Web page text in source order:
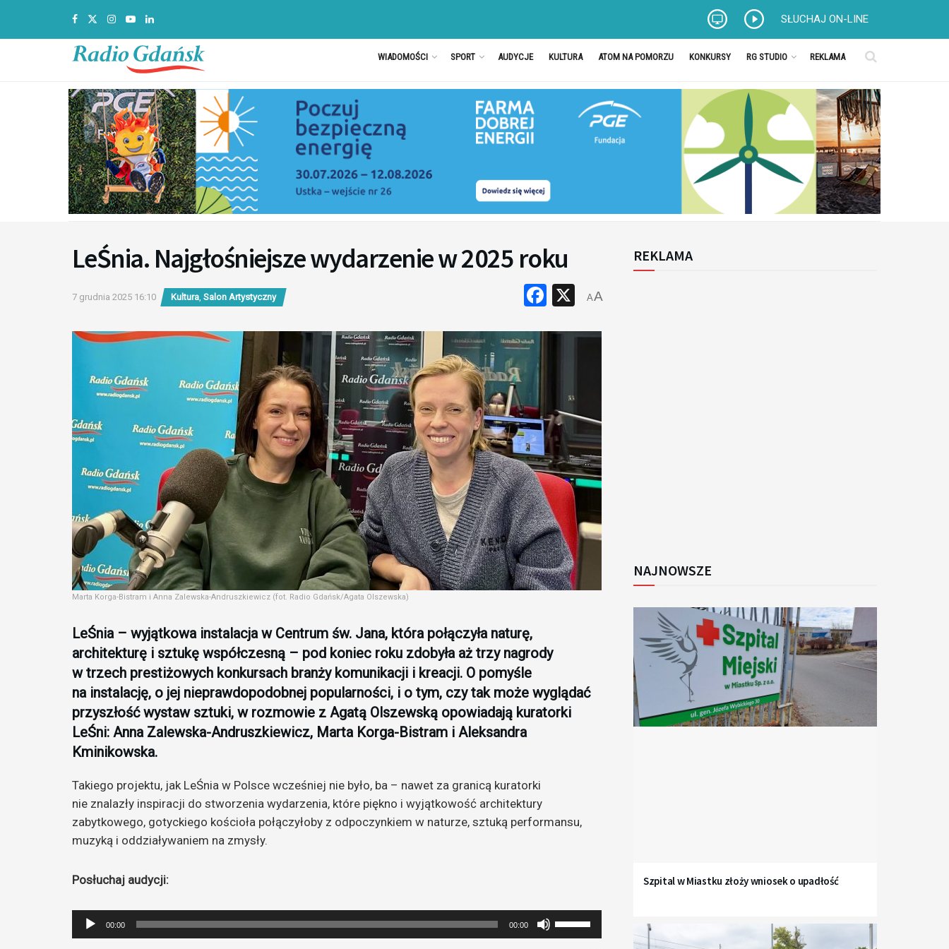
SŁUCHAJ ON-LINE
WIADOMOŚCI SPORT AUDYCJE KULTURA ATOM NA POMORZU KONKURSY RG STUDIO REKLAMA
LeŚnia. Najgłośniejsze wydarzenie w 2025 roku
7 grudnia 2025 16:10 Kultura Salon Artystyczny Facebook
X
AA
Marta Korga-Bistram i Anna Zalewska-Andruszkiewicz (fot. Radio Gdańsk/Agata Olszewska)
LeŚnia – wyjątkowa instalacja w Centrum św. Jana, która połączyła naturę,
architekturę i sztukę współczesną – pod koniec roku zdobyła aż trzy nagrody
w trzech prestiżowych konkursach branży komunikacji i kreacji. O pomyśle
na instalację, o jej nieprawdopodobnej popularności, i o tym, czy tak może wyglądać
przyszłość wystaw sztuki, w rozmowie z Agatą Olszewską opowiadają kuratorki
LeŚni: Anna Zalewska-Andruszkiewicz, Marta Korga-Bistram i Aleksandra
Kminikowska.
Takiego projektu, jak LeŚnia w Polsce wcześniej nie było, ba – nawet za granicą kuratorki
nie znalazły inspiracji do stworzenia wydarzenia, które piękno i wyjątkowość architektury
zabytkowego, gotyckiego kościoła połączyłoby z odpoczynkiem w naturze, sztuką performansu,
muzyką i oddziaływaniem na zmysły.
Posłuchaj audycji:
Odtwarzacz
plików
00:00 00:00
strzałek
REKLAMA
NAJNOWSZE
Szpital w Miastku złoży wniosek o upadłość